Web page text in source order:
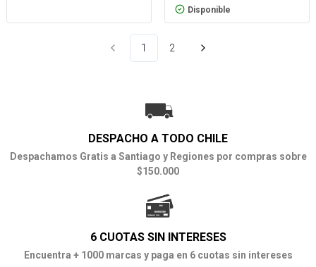
Disponible
1 2
DESPACHO A TODO CHILE
Despachamos Gratis a Santiago y Regiones por compras sobre
$150.000
6 CUOTAS SIN INTERESES
Encuentra + 1000 marcas y paga en 6 cuotas sin intereses